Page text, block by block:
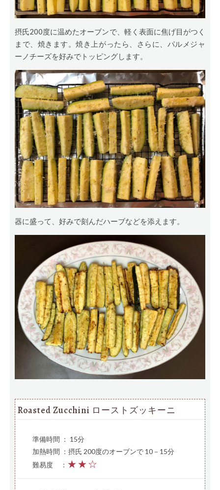
摂氏200度に温めたオーブンで、軽く表面に焦げ目がつく
まで、焼きます。焼き上がったら、さらに、パルメジャ
ーノチーズを好みでトッピングします。
器に盛って、好みで刻んだハーブなどを添えます。
Roasted Zucchini ローストズッキーニ
準備時間 ： 15分
加熱時間 ：摂氏 200度のオーブンで 10－15分
難易度
： ★★☆